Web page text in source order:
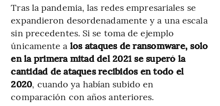
Tras la pandemia, las redes empresariales se
expandieron desordenadamente y a una escala
sin precedentes. Si se toma de ejemplo
únicamente a los ataques de ransomware, solo
en la primera mitad del 2021 se superó la
cantidad de ataques recibidos en todo el
2020, cuando ya habían subido en
comparación con años anteriores.